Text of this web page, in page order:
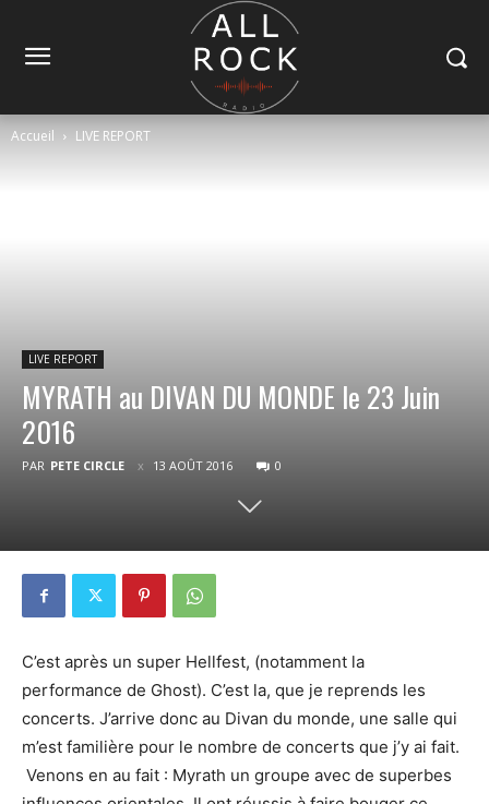
Accueil LIVE REPORT
LIVE REPORT
MYRATH au DIVAN DU MONDE le 23 Juin
2016
PAR PETE CIRCLE 13 AOÛT 2016 0
C’est après un super Hellfest, (notamment la
performance de Ghost). C’est la, que je reprends les
concerts. J’arrive donc au Divan du monde, une salle qui
m’est familière pour le nombre de concerts que j’y ai fait.
Venons en au fait : Myrath un groupe avec de superbes